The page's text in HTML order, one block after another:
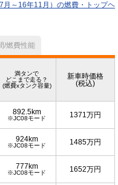
月～16年11月）の燃費・トップヘ
/燃費性能
満タンで
どこまで走る？
(燃費xタンク容量)
新車時価格
(税込)
892.5km
※JC08モード 1371万円
924km
※JC08モード 1485万円
777km
※JC08モード 1652万円